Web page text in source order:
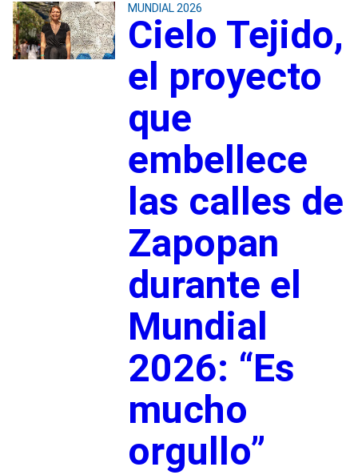
MUNDIAL 2026
Cielo Tejido,
el proyecto
que
embellece
las calles de
Zapopan
durante el
Mundial
2026: “Es
mucho
orgullo”